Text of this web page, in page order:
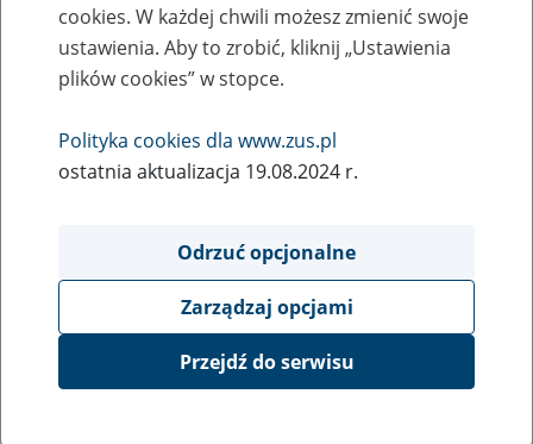
Zaproś ZUS do siebie - zakładanie profili
eZUS w siedzibie Twojej firmy
Rodzaj wydarzenia
Szkolenia
Obszar merytoryczny
obsługa klientów
Opis wydarzenia
Platforma Usług Elektronicznych ZUS eZUS
cookies. W każdej chwili możesz zmienić swoje
ustawienia. Aby to zrobić, kliknij „Ustawienia
plików cookies” w stopce.
Polityka cookies dla www.zus.pl
ostatnia aktualizacja 19.08.2024 r.
Odrzuć opcjonalne
Zarządzaj opcjami
Przejdź do serwisu